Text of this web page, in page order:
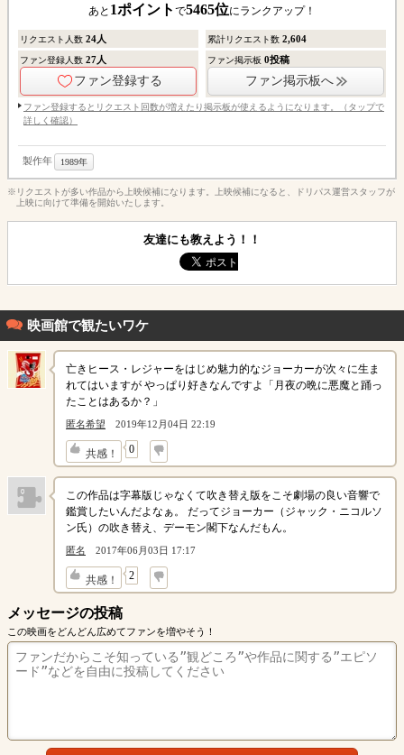
あと 1ポイント で5465位にランクアップ！
リクエスト人数 24人 累計リクエスト数2,604
ファン登録人数 27人
ファン登録する
ファン掲示板0投稿
ファン掲示板へ
ファン登録するとリクエスト回数が増えたり掲示板が使えるようになります。（タップで
詳しく確認）
製作年 1989年
※リクエストが多い作品から上映候補になります。上映候補になると、ドリパス運営スタッフが
上映に向けて準備を開始いたします。
友達にも教えよう！！
映画館で観たいワケ
亡きヒース・レジャーをはじめ魅力的なジョーカーが次々に生ま
れてはいますが やっぱり好きなんですよ「月夜の晩に悪魔と踊っ
たことはあるか？」
匿名希望 2019年12月04日 22:19
共感！ 0
↓
この作品は字幕版じゃなくて吹き替え版をこそ劇場の良い音響で
鑑賞したいんだよなぁ。 だってジョーカー（ジャック・ニコルソ
ン氏）の吹き替え、デーモン閣下なんだもん。
匿名 2017年06月03日 17:17
共感！ 2
↓
メッセージの投稿
この映画をどんどん広めてファンを増やそう！